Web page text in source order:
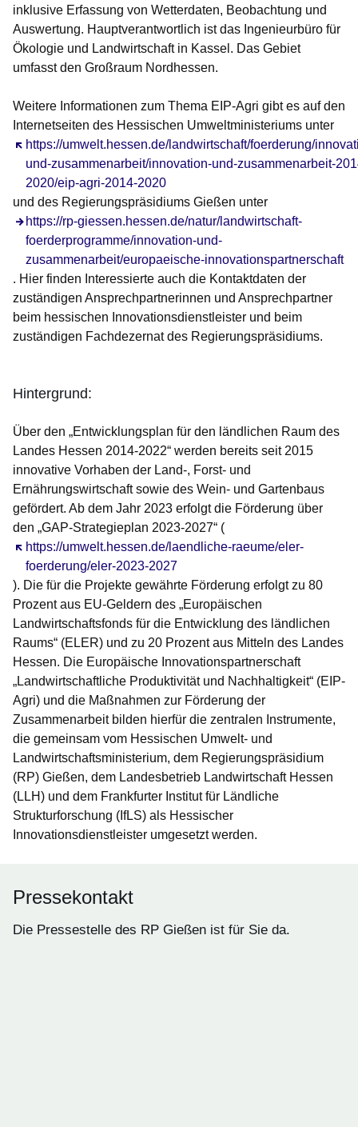
inklusive Erfassung von Wetterdaten, Beobachtung und
Auswertung. Hauptverantwortlich ist das Ingenieurbüro für
Ökologie und Landwirtschaft in Kassel. Das Gebiet
umfasst den Großraum Nordhessen.
Weitere Informationen zum Thema EIP-Agri gibt es auf den
Internetseiten des Hessischen Umweltministeriums unter
https://umwelt.hessen.de/landwirtschaft/foerderung/
und-zusammenarbeit/innovation-und-zusammenarbeit-
2020/eip-agri-2014-2020
Öffnet sich in einem neuen Fenster
und des Regierungspräsidiums Gießen unter
https://rp-giessen.hessen.de/natur/landwirtschaft-
foerderprogramme/innovation-und-
zusammenarbeit/europaeische-innovationspartnerschaft
. Hier finden Interessierte auch die Kontaktdaten der
zuständigen Ansprechpartnerinnen und Ansprechpartner
beim hessischen Innovationsdienstleister und beim
zuständigen Fachdezernat des Regierungspräsidiums.
Hintergrund:
Über den „Entwicklungsplan für den ländlichen Raum des
Landes Hessen 2014-2022“ werden bereits seit 2015
innovative Vorhaben der Land-, Forst- und
Ernährungswirtschaft sowie des Wein- und Gartenbaus
gefördert. Ab dem Jahr 2023 erfolgt die Förderung über
den „GAP-Strategieplan 2023-2027“ (
https://umwelt.hessen.de/laendliche-raeume/eler-
foerderung/eler-2023-2027
Öffnet sich in einem neuen Fenster
). Die für die Projekte gewährte Förderung erfolgt zu 80
Prozent aus EU-Geldern des „Europäischen
Landwirtschaftsfonds für die Entwicklung des ländlichen
Raums“ (ELER) und zu 20 Prozent aus Mitteln des Landes
Hessen. Die Europäische Innovationspartnerschaft
„Landwirtschaftliche Produktivität und Nachhaltigkeit“ (EIP-
Agri) und die Maßnahmen zur Förderung der
Zusammenarbeit bilden hierfür die zentralen Instrumente,
die gemeinsam vom Hessischen Umwelt- und
Landwirtschaftsministerium, dem Regierungspräsidium
(RP) Gießen, dem Landesbetrieb Landwirtschaft Hessen
(LLH) und dem Frankfurter Institut für Ländliche
Strukturforschung (IfLS) als Hessischer
Innovationsdienstleister umgesetzt werden.
Pressekontakt
Die Pressestelle des RP Gießen ist für Sie da.